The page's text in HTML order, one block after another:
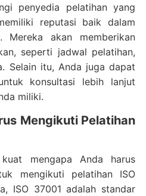
penyedia pelatihan yang
reputasi baik dalam
Mereka akan memberikan
seperti jadwal pelatihan,
Selain itu, Anda juga dapat
konsultasi lebih lanjut
miliki.
Mengikuti Pelatihan
mengapa Anda harus
mengikuti pelatihan ISO
ISO 37001 adalah standar